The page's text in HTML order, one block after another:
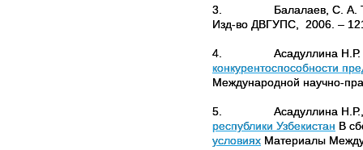
3. Балалаев, С. А.
Изд-во ДВГУПС, 2006. –
4.
Асадуллина Н.Р.
конкурентоспособности
Международной научно-
5.
Асадуллина
республики Узбекистан В
условиях Материалы